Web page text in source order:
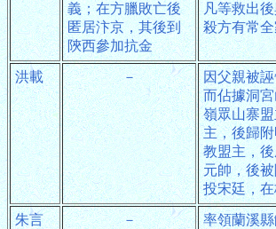
義；在方臘敗亡後
匿居汴京，其後到
陝西參加抗金
凡等救出
殺方有常
洪載 －
因父親被
而佔據洞
嶺眾山寨
主，後歸
教盟主，
元帥，後
投宋廷，
朱言 －
率領蘭溪